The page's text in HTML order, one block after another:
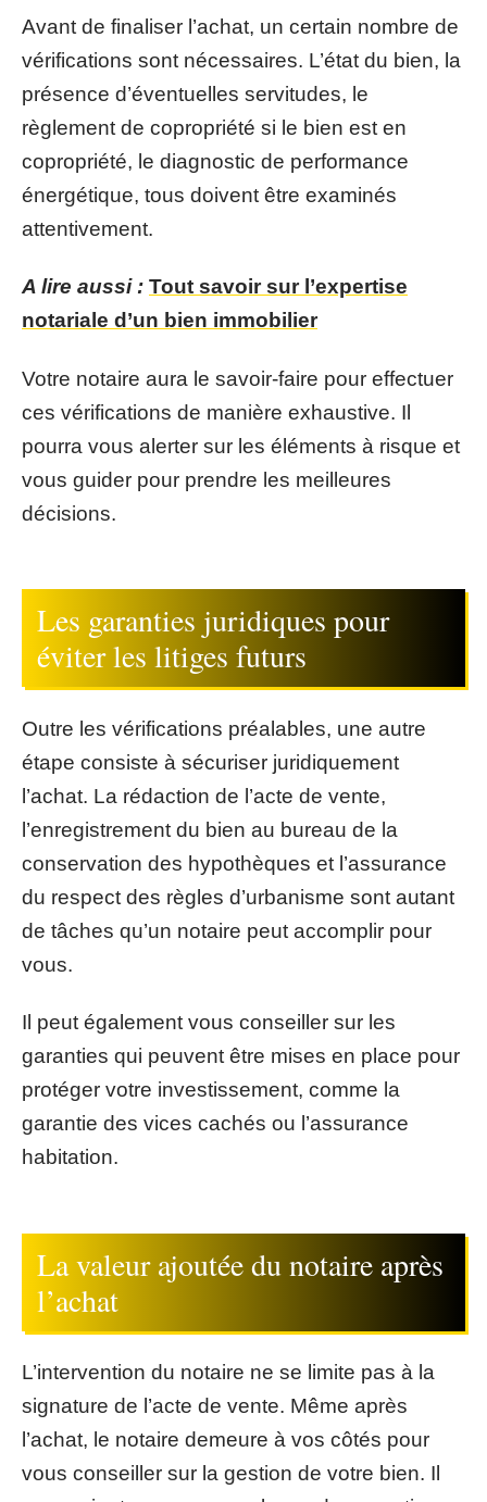
Avant de finaliser l’achat, un certain nombre de
vérifications sont nécessaires. L’état du bien, la
présence d’éventuelles servitudes, le
règlement de copropriété si le bien est en
copropriété, le diagnostic de performance
énergétique, tous doivent être examinés
attentivement.
A lire aussi : Tout savoir sur l’expertise
notariale d’un bien immobilier
Votre notaire aura le savoir-faire pour effectuer
ces vérifications de manière exhaustive. Il
pourra vous alerter sur les éléments à risque et
vous guider pour prendre les meilleures
décisions.
Les garanties juridiques pour
éviter les litiges futurs
Outre les vérifications préalables, une autre
étape consiste à sécuriser juridiquement
l’achat. La rédaction de l’acte de vente,
l’enregistrement du bien au bureau de la
conservation des hypothèques et l’assurance
du respect des règles d’urbanisme sont autant
de tâches qu’un notaire peut accomplir pour
vous.
Il peut également vous conseiller sur les
garanties qui peuvent être mises en place pour
protéger votre investissement, comme la
garantie des vices cachés ou l’assurance
habitation.
La valeur ajoutée du notaire après
l’achat
L’intervention du notaire ne se limite pas à la
signature de l’acte de vente. Même après
l’achat, le notaire demeure à vos côtés pour
vous conseiller sur la gestion de votre bien. Il